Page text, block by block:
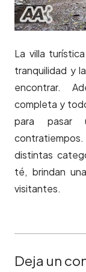
La villa
tranquilidad y
encontrar.
completa y
para pasar
distintas
té, brindan
visitantes.
Deja un